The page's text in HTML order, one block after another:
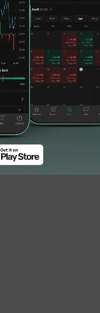
utang atau
untuk ekuitas